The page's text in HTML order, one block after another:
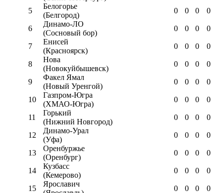
5
Белогорье
(Белгород)
0 0 0 0
6
Динамо-ЛО
(Сосновый бор)
0 0 0 0
7
Енисей
(Красноярск)
0 0 0 0
8
Нова
(Новокуйбышевск)
0 0 0 0
9
Факел Ямал
(Новый Уренгой)
0 0 0 0
10
Газпром-Югра
(ХМАО-Югра)
0 0 0 0
11
Горький
(Нижний Новгород)
0 0 0 0
12
Динамо-Урал
(Уфа)
0 0 0 0
13
Оренбуржье
(Оренбург)
0 0 0 0
14
Кузбасс
(Кемерово)
0 0 0 0
15
Ярославич
0 0 0 0